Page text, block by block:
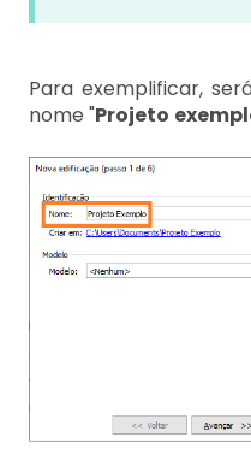
Para exemplificar,
nome "Projeto